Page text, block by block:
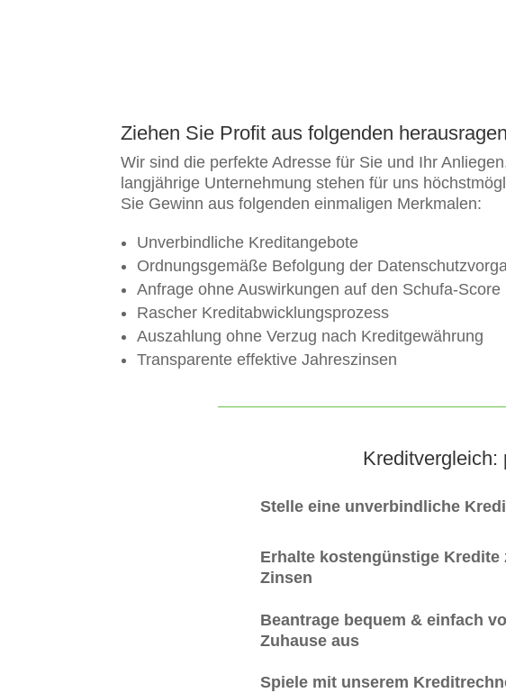
Ziehen Sie Profit aus folgenden
Wir sind die perfekte Adresse für Sie und Ihr
langjährige Unternehmung stehen für uns
Sie Gewinn aus folgenden einmaligen Merkmalen:
Unverbindliche Kreditangebote
Ordnungsgemäße Befolgung der
Anfrage ohne Auswirkungen auf den Schufa-Score
Rascher Kreditabwicklungsprozess
Auszahlung ohne Verzug nach Kreditgewährung
Transparente effektive Jahreszinsen
Kreditvergleich:
Stelle eine unverbindliche
Erhalte kostengünstige Kredite
Zinsen
Beantrage bequem & einfach
Zuhause aus
Spiele mit unserem